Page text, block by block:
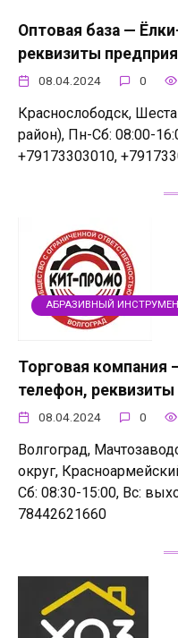
Оптовая база —
реквизиты
08.04.2024 0
Краснослободск,
район), Пн-Сб: 08:00-
+79173303010,
АБРАЗИВНЫЙ
Торговая
телефон,
08.04.2024 0
Волгоград,
округ,
Сб: 08:30-15:00, Вс:
78442621660